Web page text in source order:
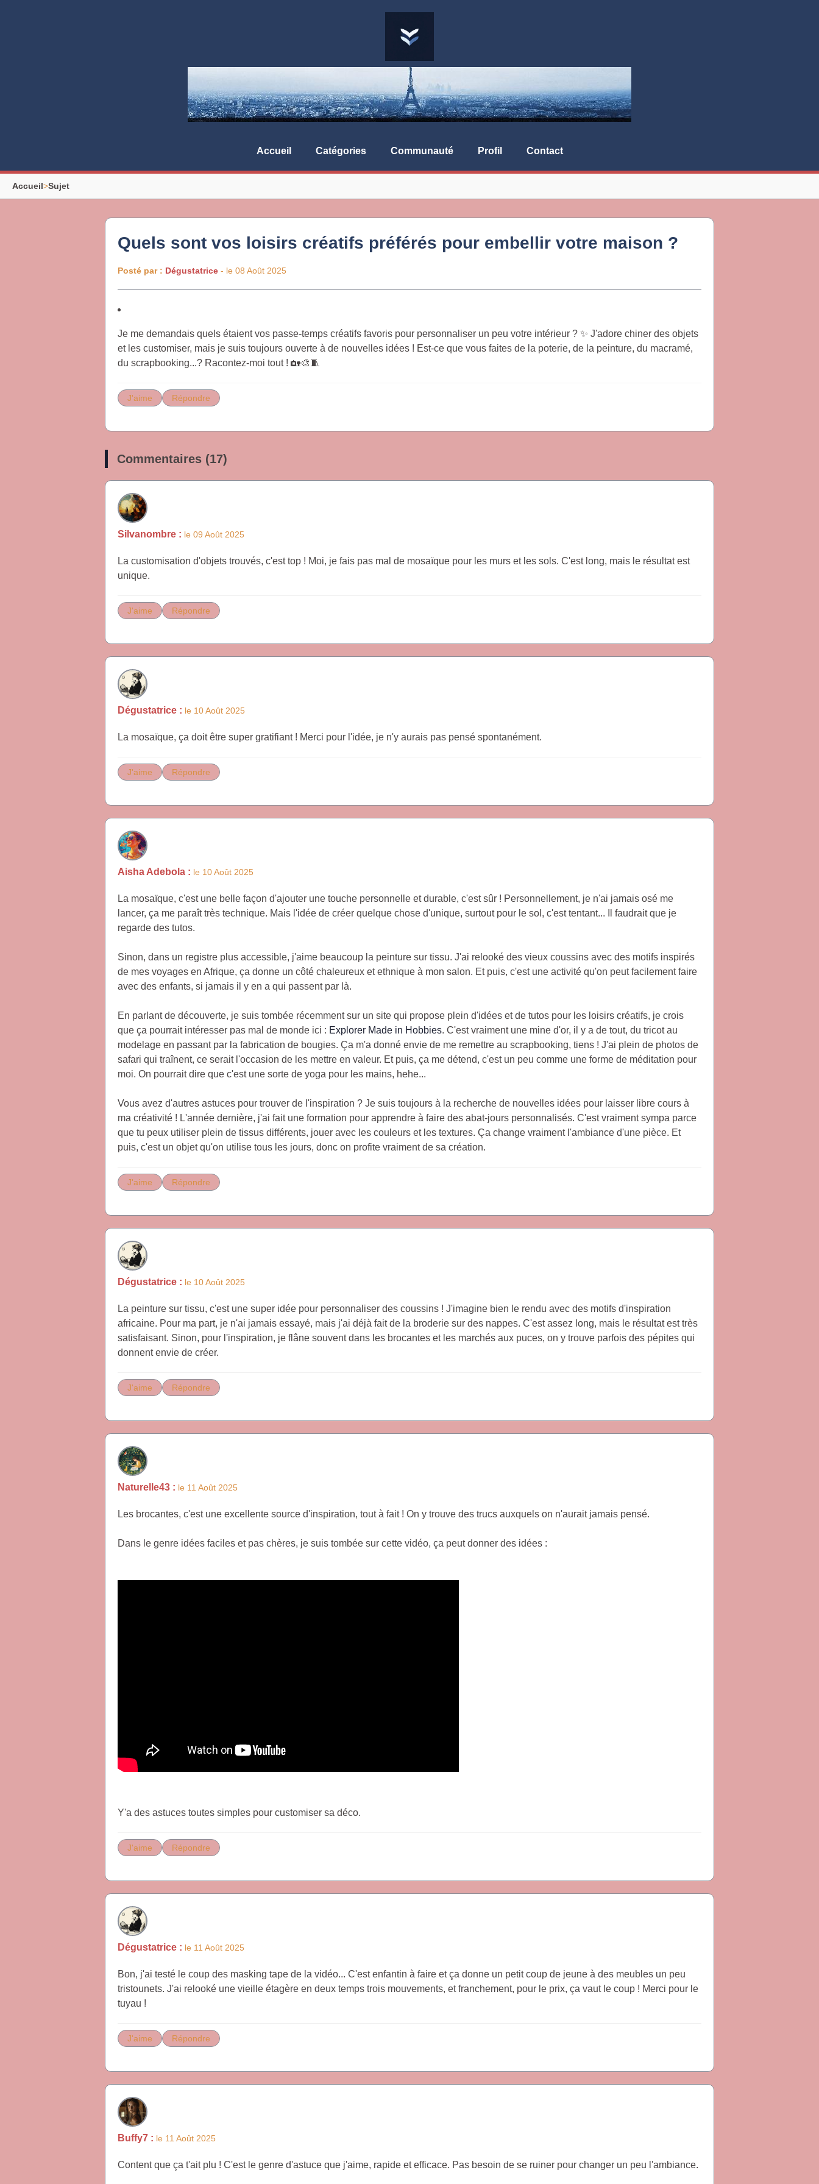
Accueil Catégories Communauté Profil Contact
Accueil>Sujet
Quels sont vos loisirs créatifs préférés pour embellir votre maison ?
Posté par : Dégustatrice - le 08 Août 2025
Je me demandais quels étaient vos passe-temps créatifs favoris pour personnaliser un peu votre intérieur ? ✨ J'adore chiner des objets
et les customiser, mais je suis toujours ouverte à de nouvelles idées ! Est-ce que vous faites de la poterie, de la peinture, du macramé,
du scrapbooking...? Racontez-moi tout ! 🏡🎨🧵
J'aime Répondre
Commentaires (17)
Silvanombre : le 09 Août 2025
La customisation d'objets trouvés, c'est top ! Moi, je fais pas mal de mosaïque pour les murs et les sols. C'est long, mais le résultat est
unique.
J'aime Répondre
Dégustatrice : le 10 Août 2025
La mosaïque, ça doit être super gratifiant ! Merci pour l'idée, je n'y aurais pas pensé spontanément.
J'aime Répondre
Aisha Adebola : le 10 Août 2025
La mosaïque, c'est une belle façon d'ajouter une touche personnelle et durable, c'est sûr ! Personnellement, je n'ai jamais osé me
lancer, ça me paraît très technique. Mais l'idée de créer quelque chose d'unique, surtout pour le sol, c'est tentant... Il faudrait que je
regarde des tutos.
Sinon, dans un registre plus accessible, j'aime beaucoup la peinture sur tissu. J'ai relooké des vieux coussins avec des motifs inspirés
de mes voyages en Afrique, ça donne un côté chaleureux et ethnique à mon salon. Et puis, c'est une activité qu'on peut facilement faire
avec des enfants, si jamais il y en a qui passent par là.
En parlant de découverte, je suis tombée récemment sur un site qui propose plein d'idées et de tutos pour les loisirs créatifs, je crois
que ça pourrait intéresser pas mal de monde ici : Explorer Made in Hobbies. C'est vraiment une mine d'or, il y a de tout, du tricot au
modelage en passant par la fabrication de bougies. Ça m'a donné envie de me remettre au scrapbooking, tiens ! J'ai plein de photos de
safari qui traînent, ce serait l'occasion de les mettre en valeur. Et puis, ça me détend, c'est un peu comme une forme de méditation pour
moi. On pourrait dire que c'est une sorte de yoga pour les mains, hehe...
Vous avez d'autres astuces pour trouver de l'inspiration ? Je suis toujours à la recherche de nouvelles idées pour laisser libre cours à
ma créativité ! L'année dernière, j'ai fait une formation pour apprendre à faire des abat-jours personnalisés. C'est vraiment sympa parce
que tu peux utiliser plein de tissus différents, jouer avec les couleurs et les textures. Ça change vraiment l'ambiance d'une pièce. Et
puis, c'est un objet qu'on utilise tous les jours, donc on profite vraiment de sa création.
J'aime Répondre
Dégustatrice : le 10 Août 2025
La peinture sur tissu, c'est une super idée pour personnaliser des coussins ! J'imagine bien le rendu avec des motifs d'inspiration
africaine. Pour ma part, je n'ai jamais essayé, mais j'ai déjà fait de la broderie sur des nappes. C'est assez long, mais le résultat est très
satisfaisant. Sinon, pour l'inspiration, je flâne souvent dans les brocantes et les marchés aux puces, on y trouve parfois des pépites qui
donnent envie de créer.
J'aime Répondre
Naturelle43 : le 11 Août 2025
Les brocantes, c'est une excellente source d'inspiration, tout à fait ! On y trouve des trucs auxquels on n'aurait jamais pensé.
Dans le genre idées faciles et pas chères, je suis tombée sur cette vidéo, ça peut donner des idées :
Y'a des astuces toutes simples pour customiser sa déco.
J'aime Répondre
Dégustatrice : le 11 Août 2025
Bon, j'ai testé le coup des masking tape de la vidéo... C'est enfantin à faire et ça donne un petit coup de jeune à des meubles un peu
tristounets. J'ai relooké une vieille étagère en deux temps trois mouvements, et franchement, pour le prix, ça vaut le coup ! Merci pour le
tuyau !
J'aime Répondre
Buffy7 : le 11 Août 2025
Content que ça t'ait plu ! C'est le genre d'astuce que j'aime, rapide et efficace. Pas besoin de se ruiner pour changer un peu l'ambiance.